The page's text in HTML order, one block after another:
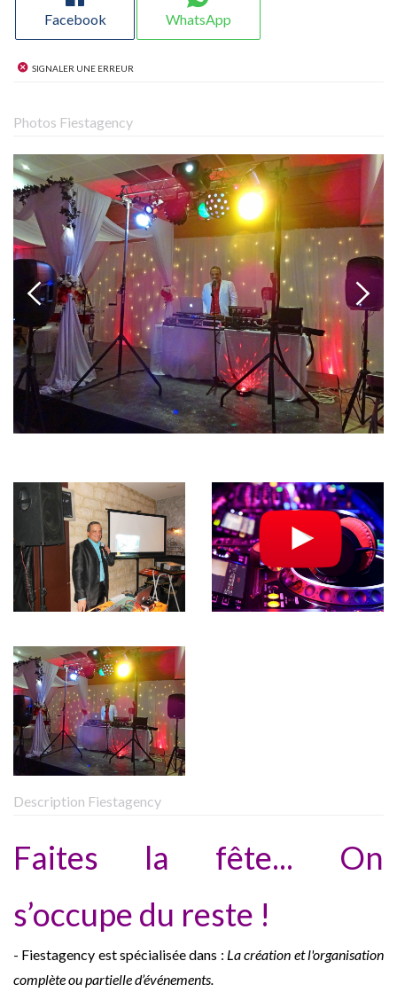
Facebook WhatsApp
Signaler une erreur
Photos Fiestagency
Description Fiestagency
Faites la fête... On
s’occupe du reste !
- Fiestagency est spécialisée dans : La création et l'organisation
complète ou partielle d’événements.